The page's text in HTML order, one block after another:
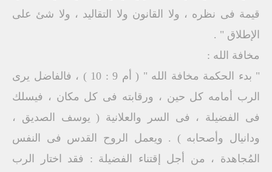
قيمة فى نظره ، ولا القانون ولا التقاليد ، ولا شئ على
الإطلاق " .
مخافة الله :
" بدء الحكمة مخافة الله " ( أم 9 : 10 ) ، فالفاضل يرى
الرب أمامه كل حين ، ورقابته فى كل مكان ، فيسلك
فى الفضيلة ، فى السر والعلانية ( يوسف الصديق ،
ودانيال وأصحابه ) . ويعمل الروح القدس فى النفس
المُجاهدة ، من أجل إقتناء الفضيلة : فقد اختار الرب